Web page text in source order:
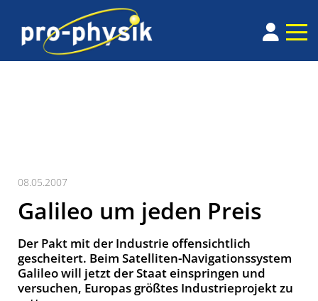
08.05.2007
Galileo um jeden Preis
Der Pakt mit der Industrie offensichtlich
gescheitert. Beim Satelliten-Navigationssystem
Galileo will jetzt der Staat einspringen und
versuchen, Europas größtes Industrieprojekt zu